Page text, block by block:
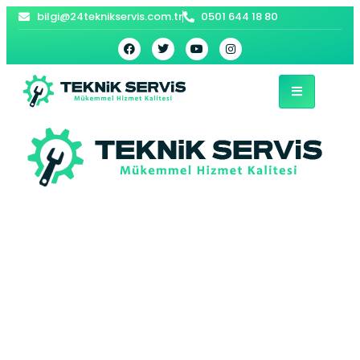
bilgi@24teknikservis.com.tr 0501 644 18 80